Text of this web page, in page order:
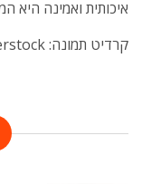
איכותית ואמינה היא
קרדיט תמונה: shutterstock